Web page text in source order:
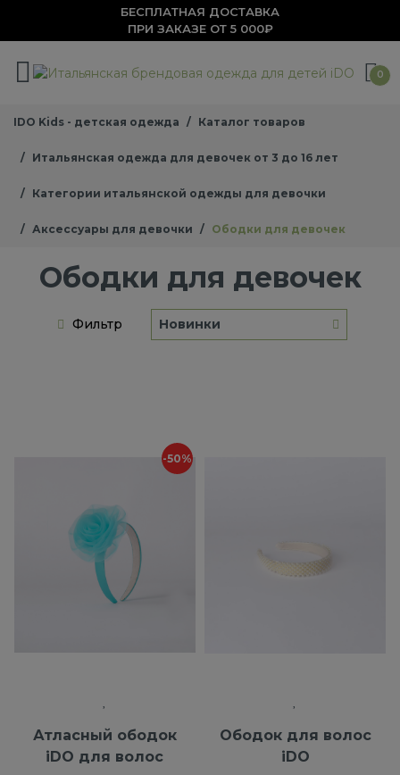
БЕСПЛАТНАЯ ДОСТАВКА
ПРИ ЗАКАЗЕ ОТ 5 000₽
0
IDO Kids - детская одежда Каталог товаров
Итальянская одежда для девочек от 3 до 16 лет
Категории итальянской одежды для девочки
Аксессуары для девочки Ободки для девочек
Ободки для девочек
Фильтр Новинки
-50%
Атласный ободок
iDO для волос
Ободок для волос
iDO